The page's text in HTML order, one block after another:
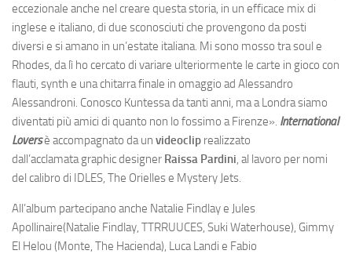
eccezionale anche nel creare questa storia, in un efficace mix di
inglese e italiano, di due sconosciuti che provengono da posti
diversi e si amano in un’estate italiana. Mi sono mosso tra soul e
Rhodes, da lì ho cercato di variare ulteriormente le carte in gioco con
flauti, synth e una chitarra finale in omaggio ad Alessandro
Alessandroni. Conosco Kuntessa da tanti anni, ma a Londra siamo
diventati più amici di quanto non lo fossimo a Firenze». International
Loversè accompagnato da un videoclip realizzato
dall’acclamata graphic designer Raissa Pardini, al lavoro per nomi
del calibro di IDLES, The Orielles e Mystery Jets.
All’album partecipano anche Natalie Findlay e Jules
Apollinaire(Natalie Findlay, TTRRUUCES, Suki Waterhouse), Gimmy
El Helou (Monte, The Hacienda), Luca Landi e Fabio